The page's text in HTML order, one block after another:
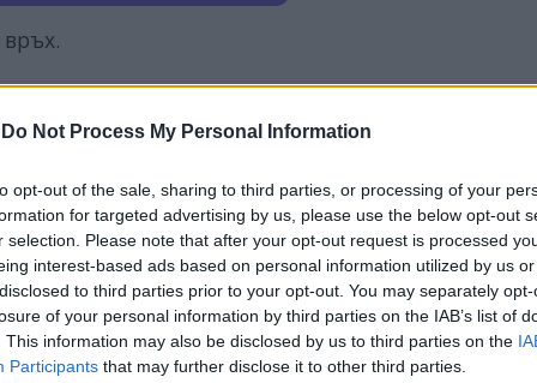
Do Not Process My Personal Information
opt-out of the sale, sharing to third parties, or processing of your
for targeted advertising by us, please use the below opt-out
selection. Please note that after your opt-out request is processed
interest-based ads based on personal information utilized by us
to third parties prior to your opt-out. You may separately
of your personal information by third parties on the IAB’s list of
This information may also be disclosed by us to third parties on the
Participants that may further disclose it to other third parties.
но в друго измерение - за отстрел.
е готовността на федералното
въз основа на неговите идеи за това
Оруел и е много обезпокоително за общество,
свободата на мисълта“, заяви говорителят
на Новак на световната тенис сцена. Да